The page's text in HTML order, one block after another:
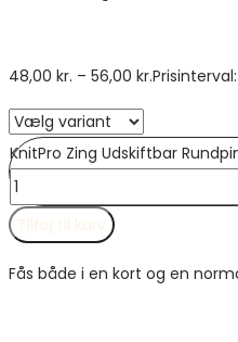
48,00 kr. – 56,00 kr.
KnitPro Zing Udskiftbar
Tilføj til kurv
Fås både i en kort og en